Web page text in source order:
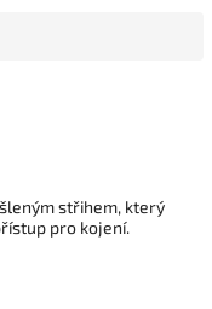
střihem, který
pro kojení.